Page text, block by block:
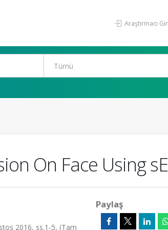
Araştırmacı
On Face Using
2016, ss.1-5, (Tam
Paylaş